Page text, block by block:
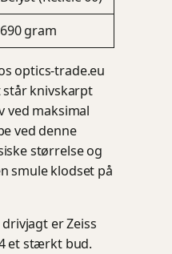
690 gram
optics-trade.eu
knivskarpt
ved maksimal
ved denne
størrelse og
smule klodset på
er Zeiss
et stærkt bud.